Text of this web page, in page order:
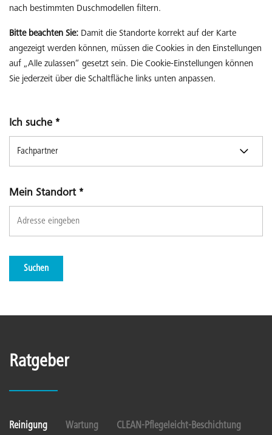
nach bestimmten Duschmodellen filtern.
Bitte beachten Sie: Damit die Standorte korrekt auf der Karte
angezeigt werden können, müssen die Cookies in den Einstellungen
auf „Alle zulassen“ gesetzt sein. Die Cookie-Einstellungen können
Sie jederzeit über die Schaltfläche links unten anpassen.
Ich suche *
Mein Standort *
Suchen
Ratgeber
Reinigung Wartung CLEAN-Pflegeleicht-Beschichtung